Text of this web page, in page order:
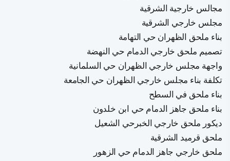
مجالس خارجية الشرقية
مجلس خارجي الشرقية
بناء ملحق الظهران حي التهامة
تصميم ملحق خارجي الدمام حي النهضة
واجهة مجلس خارجي الظهران حي السلمانية
تكلفة بناء مجلس خارجي الظهران حي الجامعة
بناء ملحق في السطح
بناء ملحق جاهز الدمام حي ابن خلدون
ديكور ملحق خارجي الخبرحي الشعيل
ملحق قرميد الشرقية
ملحق خارجي جاهز الدمام حي الزهور